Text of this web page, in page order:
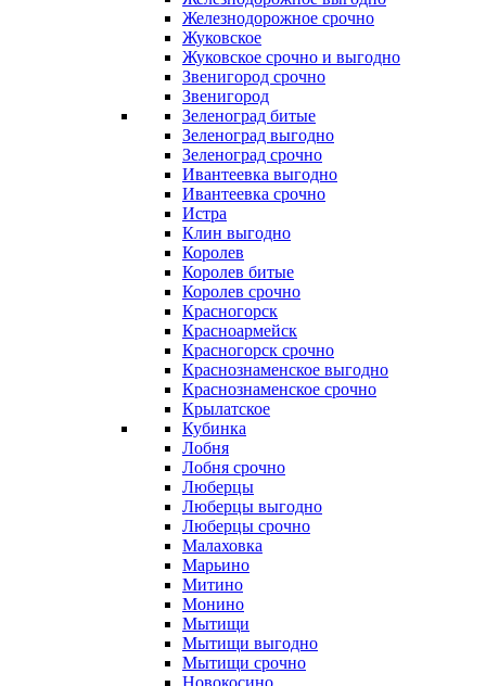
Железнодорожное срочно
Жуковское
Жуковское срочно и выгодно
Звенигород срочно
Звенигород
Зеленоград битые
Зеленоград выгодно
Зеленоград срочно
Ивантеевка выгодно
Ивантеевка срочно
Истра
Клин выгодно
Королев
Королев битые
Королев срочно
Красногорск
Красноармейск
Красногорск срочно
Краснознаменское выгодно
Краснознаменское срочно
Крылатское
Кубинка
Лобня
Лобня срочно
Люберцы
Люберцы выгодно
Люберцы срочно
Малаховка
Марьино
Митино
Монино
Мытищи
Мытищи выгодно
Мытищи срочно
Новокосино